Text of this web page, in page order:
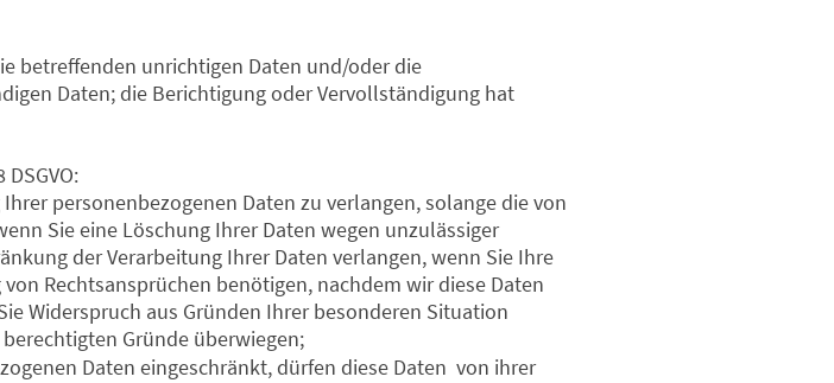
betreffenden unrichtigen Daten und/oder die
Daten; die Berichtigung oder Vervollständigung hat
personenbezogenen Daten zu verlangen, solange die von
Sie eine Löschung Ihrer Daten wegen unzulässiger
der Verarbeitung Ihrer Daten verlangen, wenn Sie Ihre
Rechtsansprüchen benötigen, nachdem wir diese Daten
Widerspruch aus Gründen Ihrer besonderen Situation
Gründe überwiegen;
Daten eingeschränkt, dürfen diese Daten  von ihrer